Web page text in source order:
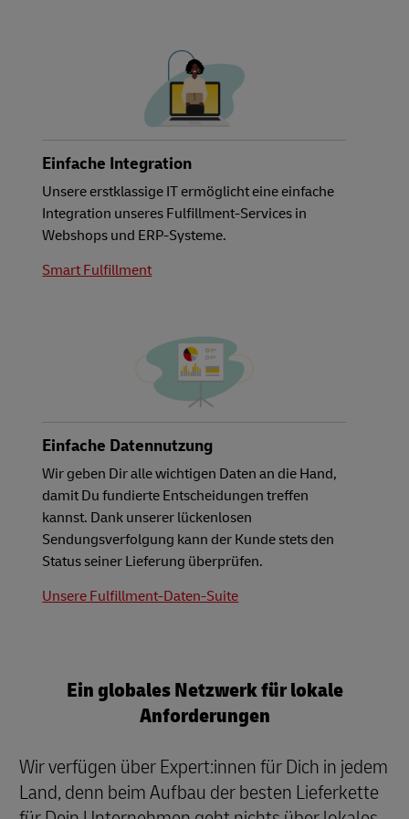
Einfache Integration
Unsere erstklassige IT ermöglicht eine einfache
Integration unseres Fulfillment-Services in
Webshops und ERP-Systeme.
Smart Fulfillment
Einfache Datennutzung
Wir geben Dir alle wichtigen Daten an die Hand,
damit Du fundierte Entscheidungen treffen
kannst. Dank unserer lückenlosen
Sendungsverfolgung kann der Kunde stets den
Status seiner Lieferung überprüfen.
Unsere Fulfillment-Daten-Suite
Ein globales Netzwerk für lokale
Anforderungen
Wir verfügen über Expert:innen für Dich in jedem
Land, denn beim Aufbau der besten Lieferkette